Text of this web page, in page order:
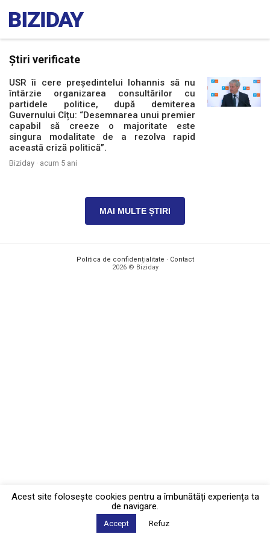
Știri verificate
USR îi cere președintelui Iohannis să nu
întârzie organizarea consultărilor cu
partidele politice, după demiterea
Guvernului Cîțu: “Desemnarea unui premier
capabil să creeze o majoritate este
singura modalitate de a rezolva rapid
această criză politică”.
Biziday · acum 5 ani
MAI MULTE ȘTIRI
Politica de confidențialitate · Contact
2026 © Biziday
Acest site foloseşte cookies pentru a îmbunătăți experiența ta
de navigare.
Accept Refuz